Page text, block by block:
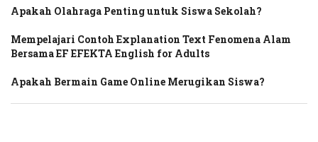
Apakah Olahraga Penting untuk Siswa Sekolah?
Mempelajari Contoh Explanation Text Fenomena Alam
Bersama EF EFEKTA English for Adults
Apakah Bermain Game Online Merugikan Siswa?